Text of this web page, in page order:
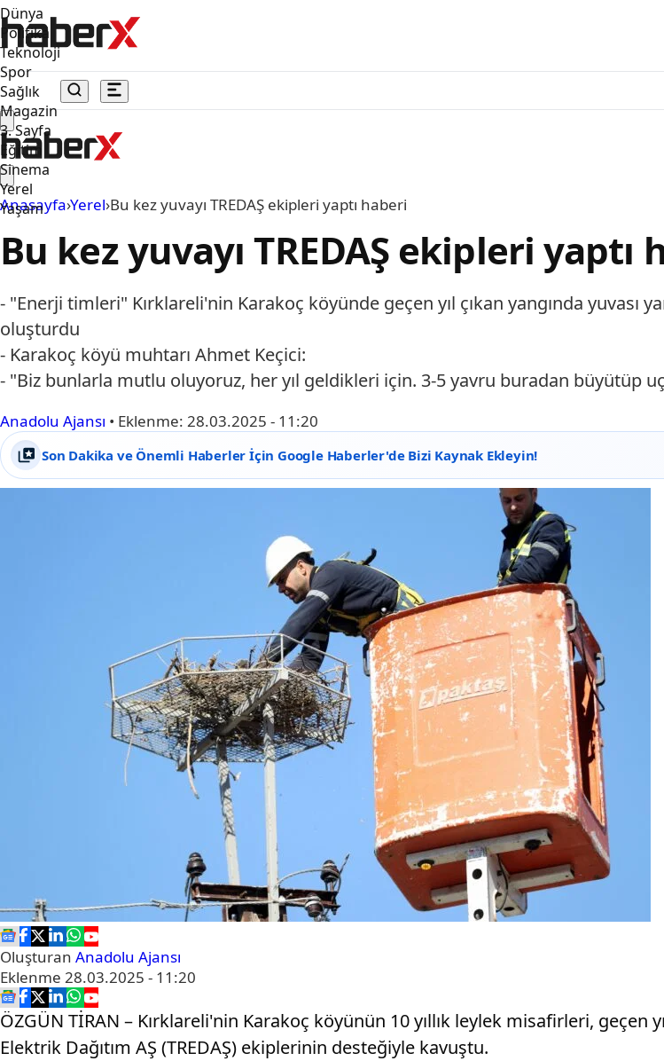
Dünya
Politika
Teknoloji
Spor
Sağlık
Magazin
3. Sayfa
Eğitim
Sinema
Yerel
Yaşam
Anasayfa›Yerel›Bu kez yuvayı TREDAŞ ekipleri yaptı haberi
Bu kez yuvayı TREDAŞ ekipleri yaptı
- "Enerji timleri" Kırklareli'nin Karakoç köyünde geçen yıl çıkan yangında
oluşturdu
- Karakoç köyü muhtarı Ahmet Keçici:
- "Biz bunlarla mutlu oluyoruz, her yıl geldikleri için. 3-5 yavru buradan büyütüp
Anadolu Ajansı • Eklenme: 28.03.2025 - 11:20
Son Dakika ve Önemli Haberler İçin Google Haberler'de Bizi Kaynak Ekleyin!
Oluşturan Anadolu Ajansı
Eklenme 28.03.2025 - 11:20
ÖZGÜN TİRAN – Kırklareli'nin Karakoç köyünün 10 yıllık leylek misafirleri, geçen
Elektrik Dağıtım AŞ (TREDAŞ) ekiplerinin desteğiyle kavuştu.